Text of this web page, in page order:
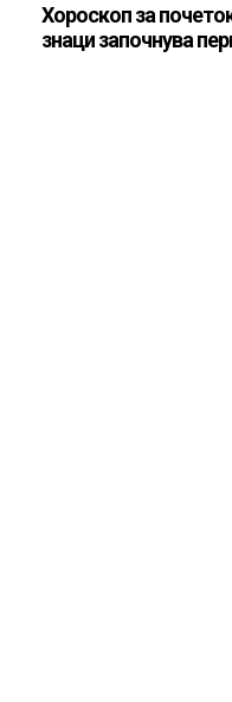
Хороскоп за
знаци започнува